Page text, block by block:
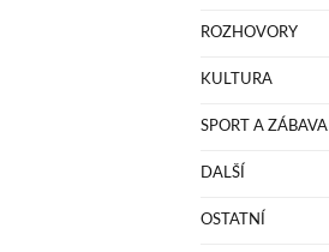
ROZHOVORY
KULTURA
SPORT A ZÁBAVA
DALŠÍ
OSTATNÍ